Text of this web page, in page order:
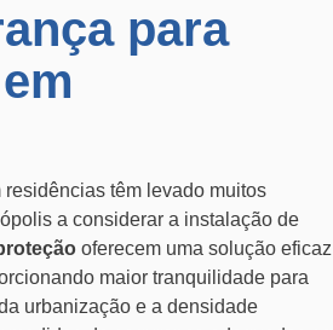
para
têm levado muitos
a considerar a instalação de
oferecem uma solução eficaz
maior tranquilidade para
urbanização e a densidade